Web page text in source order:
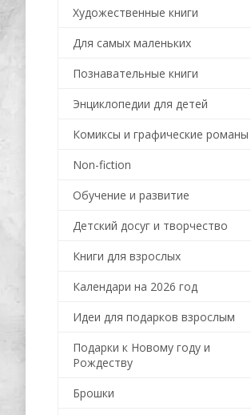
Художественные книги
Для самых маленьких
Познавательные книги
Энциклопедии для детей
Комиксы и графические романы
Non-fiction
Обучение и развитие
Детский досуг и творчество
Книги для взрослых
Календари на 2026 год
Идеи для подарков взрослым
Подарки к Новому году и
Рождеству
Брошки